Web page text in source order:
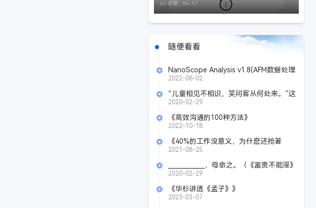
63 点赞， 04-17
随便看看
NanoScope Analysis v1.8(AFM数据处理
软件) 64位 免安装版
2022-08-02
“儿童相见不相识，笑问客从何处来。”这
句出自《____________》，作者是
2020-02-29
《高效沟通的100种方法》
Azw3+Mobi+Epub
2022-10-18
《40%的工作没意义，为什麽还抢著
做？》pdf+mobi+epub
2021-08-25
____________，母命之。（《富贵不能淫》
孟子）
2020-02-29
《华杉讲透《孟子》》
Azw3+Mobi+Epub+Pdf
2023-03-07